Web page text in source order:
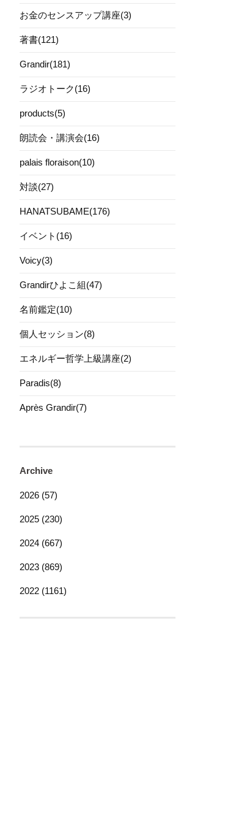
お金のセンスアップ講座(3)
著書(121)
Grandir(181)
ラジオトーク(16)
products(5)
朗読会・講演会(16)
palais floraison(10)
対談(27)
HANATSUBAME(176)
イベント(16)
Voicy(3)
Grandirひよこ組(47)
名前鑑定(10)
個人セッション(8)
エネルギー哲学上級講座(2)
Paradis(8)
Après Grandir(7)
Archive
2026 (57)
2025 (230)
2024 (667)
2023 (869)
2022 (1161)